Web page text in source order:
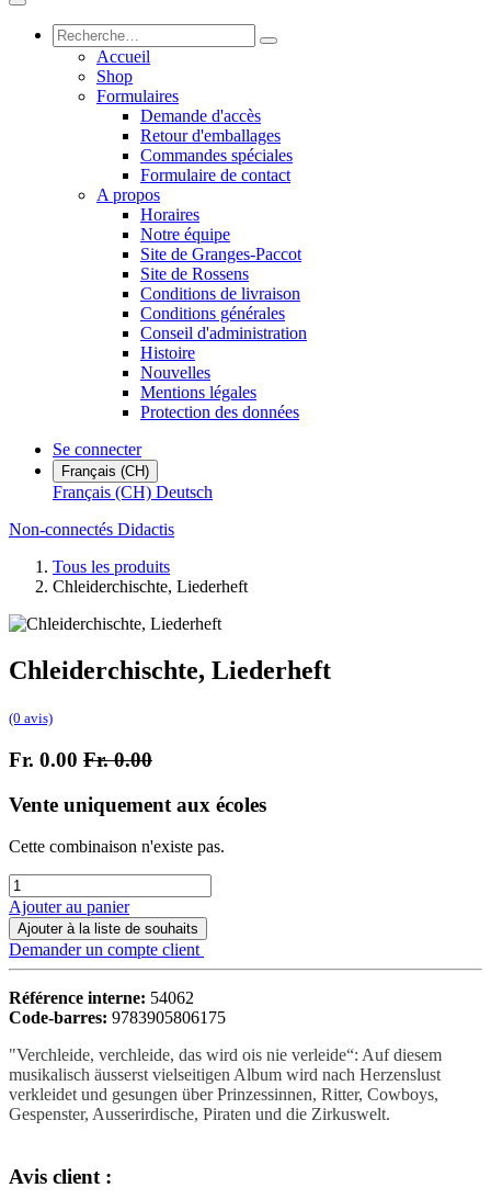
Accueil
Shop
Formulaires
Demande d'accès
Retour d'emballages
Commandes spéciales
Formulaire de contact
A propos
Horaires
Notre équipe
Site de Granges-Paccot
Site de Rossens
Conditions de livraison
Conditions générales
Conseil d'administration
Histoire
Nouvelles
Mentions légales
Protection des données
Se connecter
Français (CH)
Français (CH) Deutsch
Non-connectés Didactis
Tous les produits
Chleiderchischte, Liederheft
Chleiderchischte, Liederheft
(0 avis)
Fr. 0.00 Fr.0.00
Vente uniquement aux écoles
Cette combinaison n'existe pas.
Ajouter au panier
Ajouter à la liste de souhaits
Demander un compte client
Référence interne: 54062
Code-barres: 9783905806175
"Verchleide, verchleide, das wird ois nie verleide“: Auf diesem
musikalisch äusserst vielseitigen Album wird nach Herzenslust
verkleidet und gesungen über Prinzessinnen, Ritter, Cowboys,
Gespenster, Ausserirdische, Piraten und die Zirkuswelt.
Avis client :